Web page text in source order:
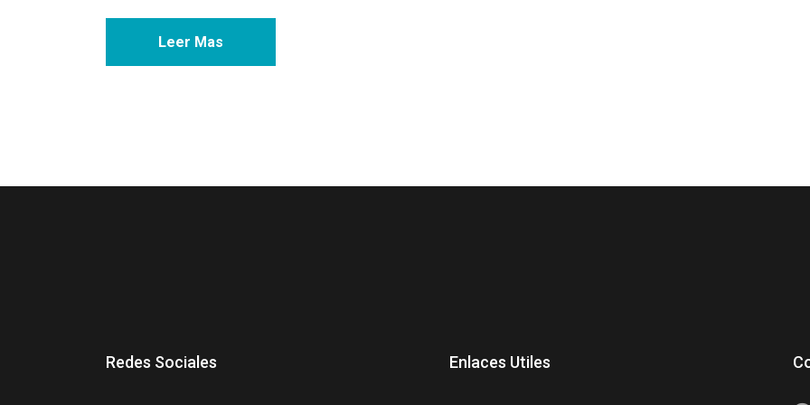
Leer Mas
Redes Sociales Enlaces Utiles